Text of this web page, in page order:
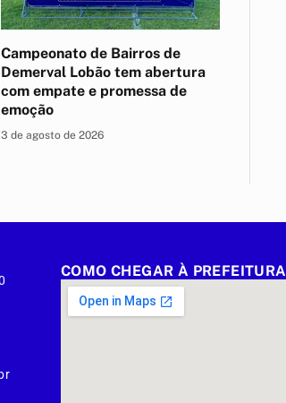
Campeonato de Bairros de
Demerval Lobão tem abertura
com empate e promessa de
emoção
3 de agosto de 2026
COMO CHEGAR À PREFEITURA